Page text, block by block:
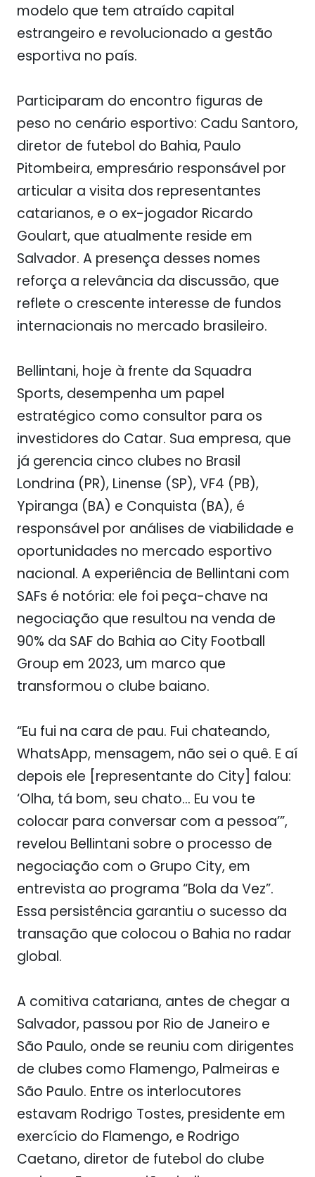
modelo que tem atraído capital
estrangeiro e revolucionado a gestão
esportiva no país.
Participaram do encontro figuras de
peso no cenário esportivo: Cadu Santoro,
diretor de futebol do Bahia, Paulo
Pitombeira, empresário responsável por
articular a visita dos representantes
catarianos, e o ex-jogador Ricardo
Goulart, que atualmente reside em
Salvador. A presença desses nomes
reforça a relevância da discussão, que
reflete o crescente interesse de fundos
internacionais no mercado brasileiro.
Bellintani, hoje à frente da Squadra
Sports, desempenha um papel
estratégico como consultor para os
investidores do Catar. Sua empresa, que
já gerencia cinco clubes no Brasil
Londrina (PR), Linense (SP), VF4 (PB),
Ypiranga (BA) e Conquista (BA), é
responsável por análises de viabilidade e
oportunidades no mercado esportivo
nacional. A experiência de Bellintani com
SAFs é notória: ele foi peça-chave na
negociação que resultou na venda de
90% da SAF do Bahia ao City Football
Group em 2023, um marco que
transformou o clube baiano.
“Eu fui na cara de pau. Fui chateando,
WhatsApp, mensagem, não sei o quê. E aí
depois ele [representante do City] falou:
‘Olha, tá bom, seu chato… Eu vou te
colocar para conversar com a pessoa’”,
revelou Bellintani sobre o processo de
negociação com o Grupo City, em
entrevista ao programa “Bola da Vez”.
Essa persistência garantiu o sucesso da
transação que colocou o Bahia no radar
global.
A comitiva catariana, antes de chegar a
Salvador, passou por Rio de Janeiro e
São Paulo, onde se reuniu com dirigentes
de clubes como Flamengo, Palmeiras e
São Paulo. Entre os interlocutores
estavam Rodrigo Tostes, presidente em
exercício do Flamengo, e Rodrigo
Caetano, diretor de futebol do clube